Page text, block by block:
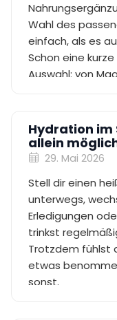
Wahl des
einfach, als es
Schon eine
Auswahl: von
Hydration im
allein
29. Mai 2026
Stell dir einen
unterwegs,
Erledigungen
trinkst
Trotzdem fühlst
etwas
sonst.